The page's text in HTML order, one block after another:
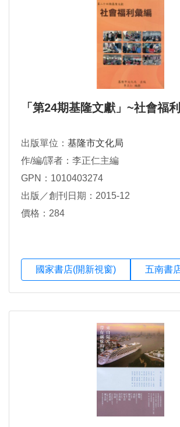
「第24期基隆文獻」~社會福
出版單位： 基隆市文化局
作/編/譯者：李正仁主編
GPN：1010403274
出版／創刊日期：2015-12
價格：284
國家書店(開新視窗) 五南書